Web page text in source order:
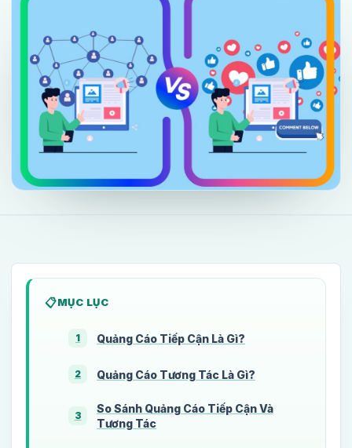
MỤC LỤC
1 Quảng Cáo Tiếp Cận Là Gì?
2 Quảng Cáo Tương Tác Là Gì?
3
So Sánh Quảng Cáo Tiếp Cận Và
Tương Tác